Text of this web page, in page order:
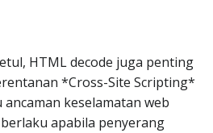
HTML decode juga penting
*Cross-Site Scripting*
ancaman keselamatan web
apabila penyerang